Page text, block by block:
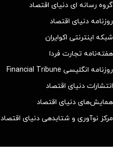
گروه رسانه ای دنیای اقتصاد
روزنامه دنیای اقتصاد
شبکه اینترنتی اکوایران
هفته‌نامه تجارت فردا
روزنامه انگلیسی Financial Tribune
انتشارات دنیای اقتصاد
همایش‌های دنیای اقتصاد
مرکز نوآوری و شتابدهی دنیای اقتصاد